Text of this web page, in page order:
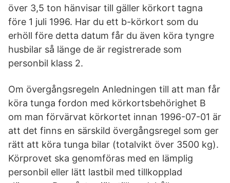
över 3,5 ton hänvisar till gäller körkort tagna
före 1 juli 1996. Har du ett b-körkort som du
erhöll före detta datum får du även köra tyngre
husbilar så länge de är registrerade som
personbil klass 2.
Om övergångsregeln Anledningen till att man får
köra tunga fordon med körkortsbehörighet B
om man förvärvat körkortet innan 1996-07-01 är
att det finns en särskild övergångsregel som ger
rätt att köra tunga bilar (totalvikt över 3500 kg).
Körprovet ska genomföras med en lämplig
personbil eller lätt lastbil med tillkopplad